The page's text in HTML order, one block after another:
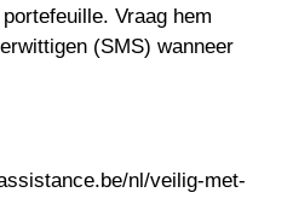
Vraag hem
(SMS) wanneer
nl/veilig-met-